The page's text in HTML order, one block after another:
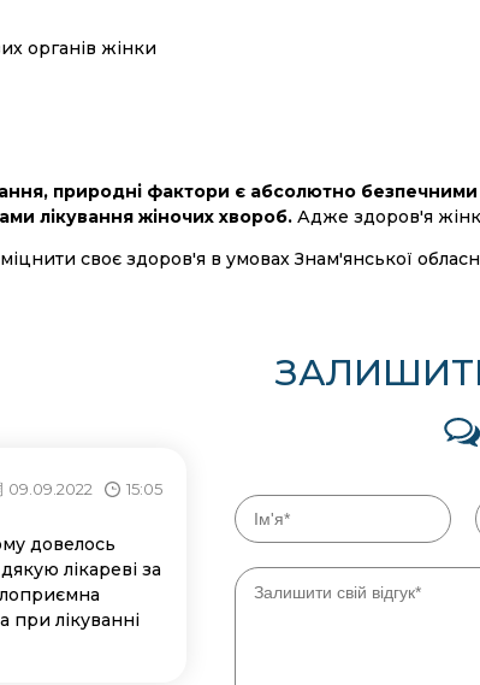
органів жінки
природні фактори є абсолютно безпечними
лікування жіночих хвороб. Адже здоров'я
своє здоров'я в умовах Знам'янської
09.09.2022 15:05
довелось
лікареві за
лікуванні